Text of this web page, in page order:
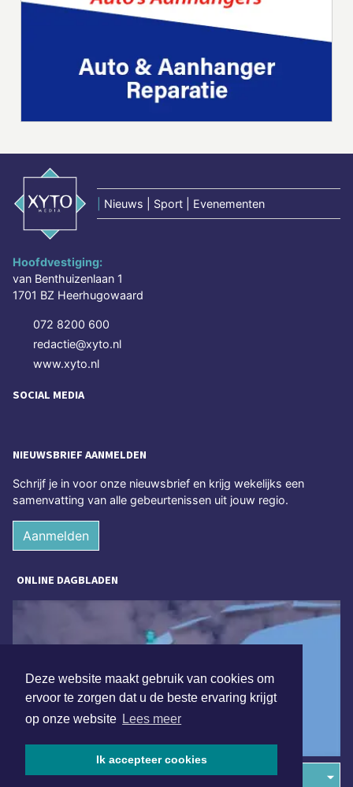
Deze website maakt gebruik van cookies om
ervoor te zorgen dat u de beste ervaring krijgt
op onze website Lees meer
Ik accepteer cookies
Nieuws | Sport | Evenementen
Hoofdvestiging:
van Benthuizenlaan 1
1701 BZ Heerhugowaard
072 8200 600
redactie@xyto.nl
www.xyto.nl
SOCIAL MEDIA
NIEUWSBRIEF AANMELDEN
Schrijf je in voor onze nieuwsbrief en krijg wekelijks een
samenvatting van alle gebeurtenissen uit jouw regio.
Aanmelden
ONLINE DAGBLADEN
Overige dagbladen in de regio